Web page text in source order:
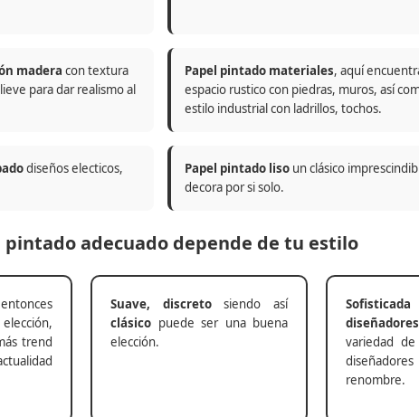
madera con textura
para dar realismo al
Papel pintado materiales, aquí
espacio rustico con piedras, muros, así
estilo industrial con ladrillos, tochos.
diseños electicos,
Papel pintado liso un clásico
decora por si solo.
pintado adecuado depende de tu estilo
trend
Suave, discretosiendo así
clásico puede ser una buena
elección.
Sofisticada
diseñadores
variedad
renombre.